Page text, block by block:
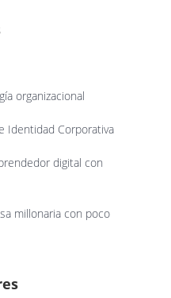
organizacional
Identidad Corporativa
digital con
millonaria con poco